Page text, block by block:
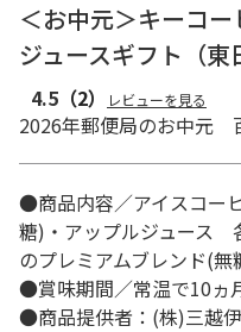
＜お中元＞キーコ
ジュースギフト（東
4.5 （2） レビューを見る
2026年郵便局のお中元
●商品内容／アイスコー
糖)・アップルジュース
のプレミアムブレンド(
●賞味期間／常温で10ヵ
●商品提供者：(株)三越